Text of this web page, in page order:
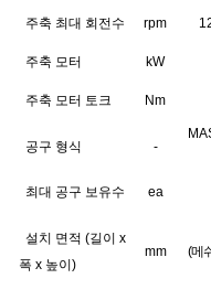
주축 최대 회전수 rpm
주축 모터 kW
주축 모터 토크 Nm
공구 형식 -
최대 공구 보유수 ea
설치 면적 (길이 x
폭 x 높이)
mm
(메